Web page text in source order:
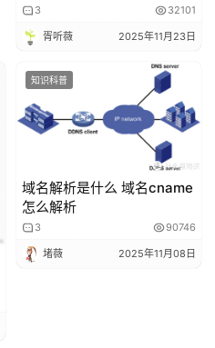
3 32101
胥听薇 2025年11月23日
知识科普
域名解析是什么 域名cname
怎么解析
3 90746
堵薇 2025年11月08日